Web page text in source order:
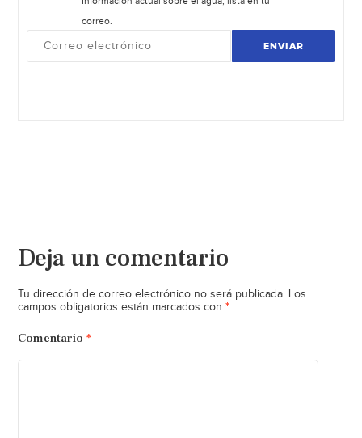
correo.
ENVIAR
Deja un comentario
Tu dirección de correo electrónico no será publicada. Los
campos obligatorios están marcados con *
Comentario *